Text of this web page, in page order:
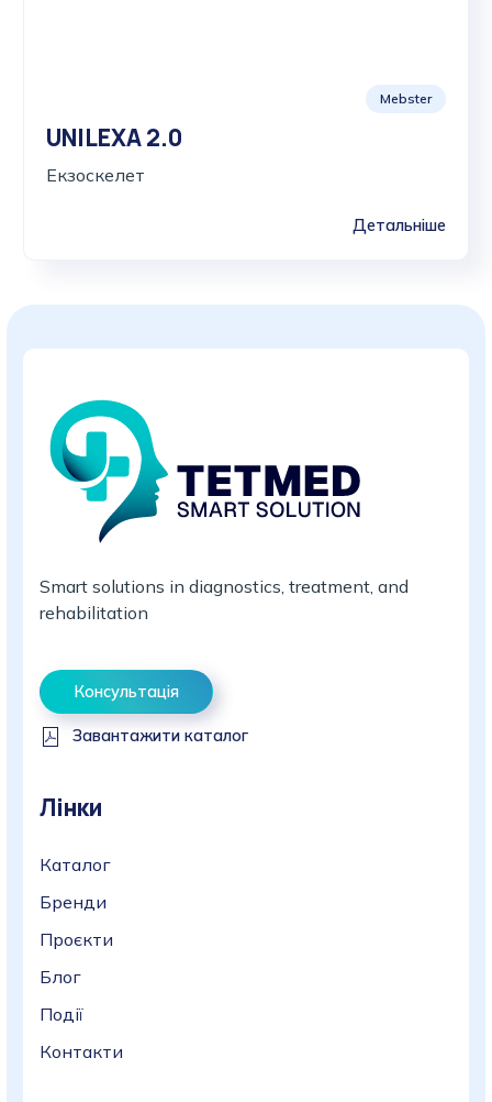
Mebster
UNILEXA 2.0
Екзоскелет
Детальніше
Smart solutions in diagnostics, treatment, and
rehabilitation
Консультація
Завантажити каталог
Лінки
Каталог
Бренди
Проєкти
Блог
Події
Контакти